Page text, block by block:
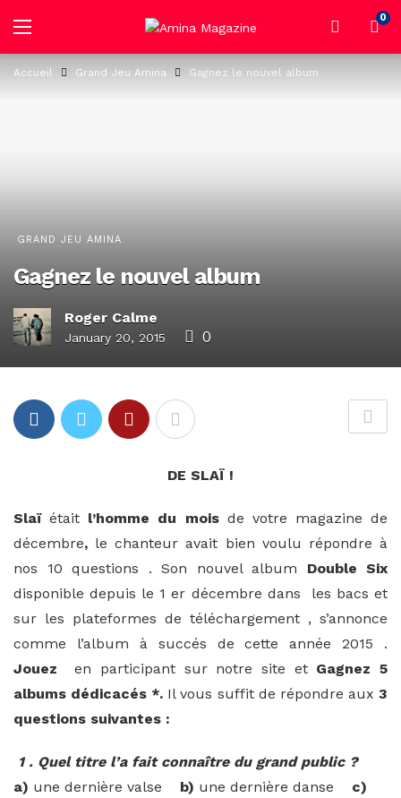
0
Accueil Grand Jeu Amina Gagnez le nouvel album
GRAND JEU AMINA
Gagnez le nouvel album
Roger Calme
January 20, 2015 0
DE SLAÏ !
Slaïétait l’homme du moisde votre magazine de
décembre, le chanteur avait bien voulu répondre à
nos 10 questions . Son nouvel album Double Six
disponible depuis le 1 er décembre dans les bacs et
sur les plateformes de téléchargement , s’annonce
comme l’album à succés de cette année 2015 .
Jouez en participant sur notre site et Gagnez 5
albums dédicacés *. Il vous suffit de répondre aux 3
questions suivantes :
1 . Quel titre l’a fait connaître du grand public ?
a) une dernière valse b) une dernière danse c)